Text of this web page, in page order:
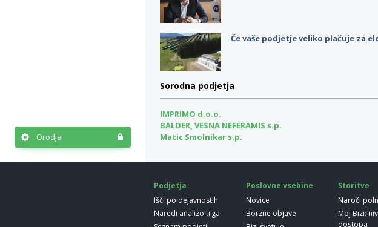
Orodja
Če vaše podjetje veliko plačuje za
Sorodna podjetja
IMPRIMO d.o.o.
BALDER, VESNA NEFERAMIS s.p.
Matic Smolnikar s.p.
Podjetja
Išči po dejavnostih
Naredi analizo trga
Poslovne vsebine
Novice
Borzne objave
Storitve
Naroči
Moj Bizi:
dostopa